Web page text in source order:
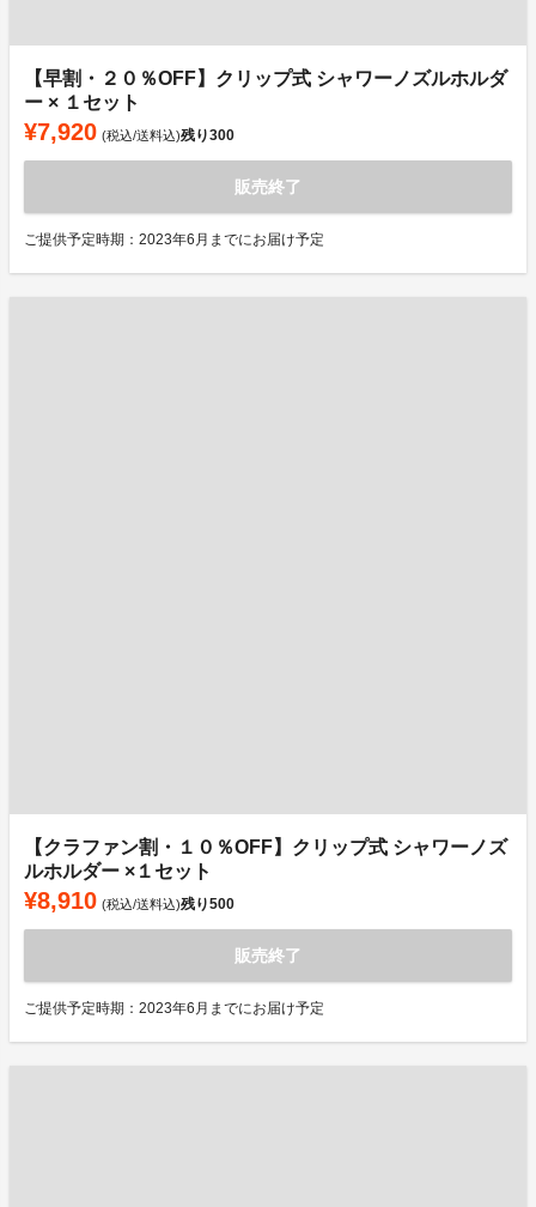
【早割・２０％OFF】クリップ式 シャワーノズルホルダ
ー × １セット
¥7,920 (税込/送料込)残り300
販売終了
ご提供予定時期：2023年6月までにお届け予定
【クラファン割・１０％OFF】クリップ式 シャワーノズ
ルホルダー ×１セット
¥8,910 (税込/送料込)残り500
販売終了
ご提供予定時期：2023年6月までにお届け予定